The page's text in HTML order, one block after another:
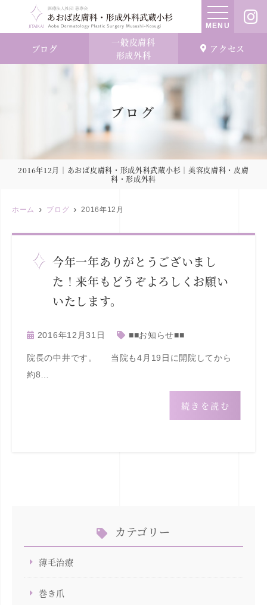
MENU
ブログ
一般皮膚科
形成外科
アクセス
ブログ
2016年12月｜あおば皮膚科・形成外科武蔵小杉｜美容皮膚科・皮膚
科・形成外科
ホーム ブログ 2016年12月
今年一年ありがとうございまし
た！来年もどうぞよろしくお願い
いたします。
2016年12月31日 ■■お知らせ■■
院長の中井です。 当院も4月19日に開院してから
約8…
続きを読む
カテゴリー
薄毛治療
巻き爪